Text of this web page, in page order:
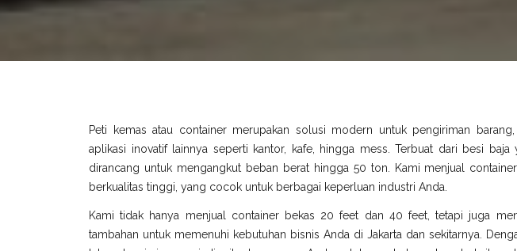
Peti kemas atau container merupakan solusi modern untuk pengiriman
aplikasi inovatif lainnya seperti kantor, kafe, hingga mess. Terbuat dari besi baja
dirancang untuk mengangkut beban berat hingga 50 ton. Kami menjual
berkualitas tinggi, yang cocok untuk berbagai keperluan industri Anda.
Kami tidak hanya menjual container bekas 20 feet dan 40 feet, tetapi juga
tambahan untuk memenuhi kebutuhan bisnis Anda di Jakarta dan sekitarnya.